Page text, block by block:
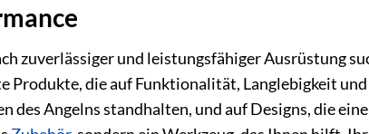
zuverlässiger und leistungsfähiger Ausrüstung
Produkte, die auf Funktionalität, Langlebigkeit
des Angelns standhalten, und auf Designs, die